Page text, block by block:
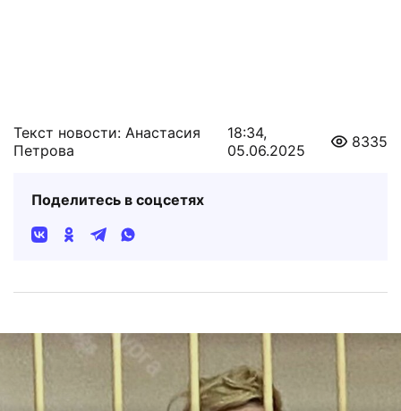
Текст новости: Анастасия
Петрова
18:34,
05.06.2025
8335
Поделитесь в соцсетях